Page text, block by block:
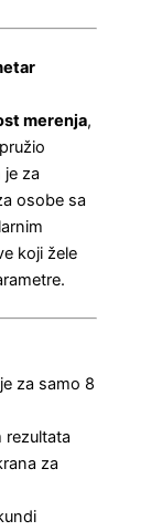
merenja,
za
osobe sa
koji žele
za samo 8
rezultata
za